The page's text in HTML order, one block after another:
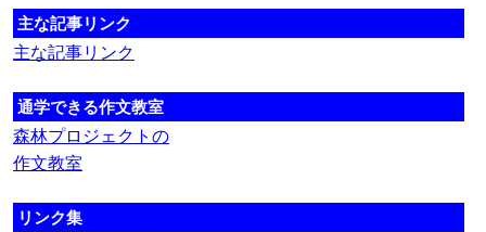
主な記事リンク
主な記事リンク
通学できる作文教室
森林プロジェクトの
作文教室
リンク集